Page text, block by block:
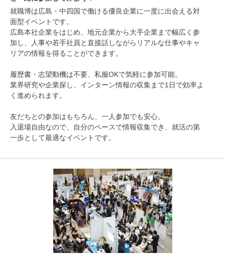
就職博は広島・中四国で働ける優良企業に一度に出会える対
面型イベントです。
広島本社企業をはじめ、地元企業から大手企業まで幅広く参
加し、人事や若手社員と直接話しながらリアルな仕事やキャ
リアの情報を得ることができます。
履歴書・志望動機は不要、私服OKで気軽に参加可能。
業界研究や企業探し、インターン情報の収集まで1日で効率よ
く進められます。
友だちとの参加はもちろん、一人参加でも安心。
入退場自由なので、自分のペースで情報収集でき、就活の第
一歩として最適なイベントです。